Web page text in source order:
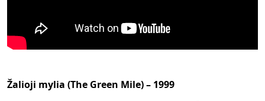
Žalioji mylia (The Green Mile) – 1999